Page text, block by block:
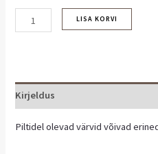
LISA KORVI
Kirjeldus
Piltidel olevad värvid võivad